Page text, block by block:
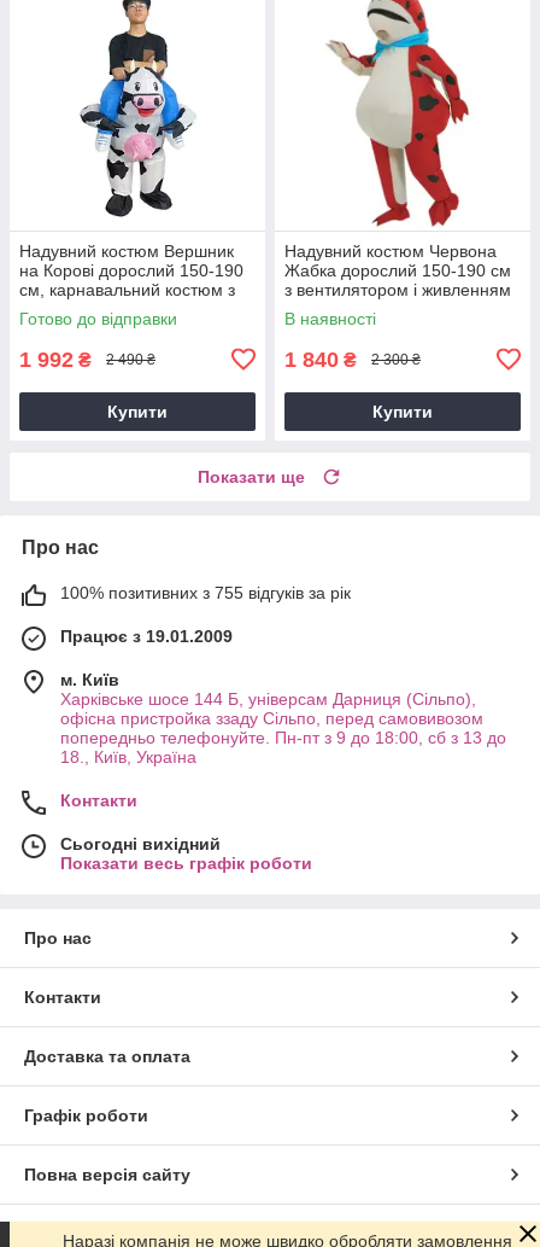
Надувний костюм Вершник
на Корові дорослий 150-190
см, карнавальний костюм з
компресором, смішний
костюм для вечірок та
Готово до відправки
1 992 ₴ 2 490 ₴
Купити
Надувний костюм Червона
Жабка дорослий 150-190 см
з вентилятором і живленням
— карнавальний Frog costum
В наявності
1 840 ₴ 2 300 ₴
Купити
Показати ще
Про нас
100% позитивних з 755 відгуків за рік
Працює з 19.01.2009
м. Київ
Харківське шосе 144 Б, універсам Дарниця (Сільпо),
офісна пристройка ззаду Сільпо, перед самовивозом
попередньо телефонуйте. Пн-пт з 9 до 18:00, сб з 13 до
18., Київ, Україна
Контакти
Сьогодні вихідний
Показати весь графік роботи
Про нас
Контакти
Доставка та оплата
Графік роботи
Повна версія сайту
Сайт створено на маркетплейсі Prom.ua
Наразі компанія не може швидко обробляти замовлення